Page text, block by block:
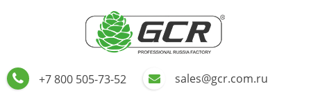
+7 800 505-73-52 sales@gcr.com.ru